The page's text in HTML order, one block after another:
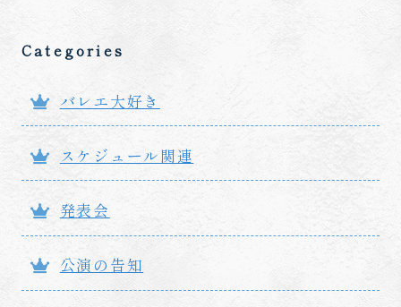
Categories
バレエ大好き
スケジュール関連
発表会
公演の告知